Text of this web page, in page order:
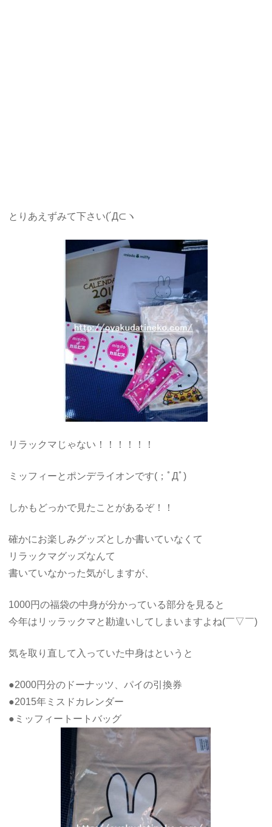
とりあえずみて下さい(´Д⊂ヽ
リラックマじゃない！！！！！！
ミッフィーとポンデライオンです(；ﾟДﾟ)
しかもどっかで見たことがあるぞ！！
確かにお楽しみグッズとしか書いていなくて
リラックマグッズなんて
書いていなかった気がしますが、
1000円の福袋の中身が分かっている部分を見ると
今年はリッラックマと勘違いしてしまいますよね(￣▽￣)
気を取り直して入っていた中身はというと
●2000円分のドーナッツ、パイの引換券
●2015年ミスドカレンダー
●ミッフィートートバッグ